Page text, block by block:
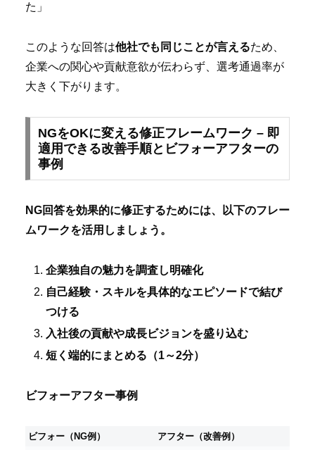
た」
このような回答は他社でも同じことが言えるため、
企業への関心や貢献意欲が伝わらず、選考通過率が
大きく下がります。
NGをOKに変える修正フレームワーク – 即
適用できる改善手順とビフォーアフターの
事例
NG回答を効果的に修正するためには、以下のフレー
ムワークを活用しましょう。
企業独自の魅力を調査し明確化
自己経験・スキルを具体的なエピソードで結び
つける
入社後の貢献や成長ビジョンを盛り込む
短く端的にまとめる（1～2分）
ビフォーアフター事例
ビフォー（NG例） アフター（改善例）